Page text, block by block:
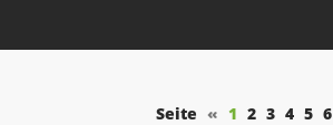
Seite « 1 2 3 4 5 6